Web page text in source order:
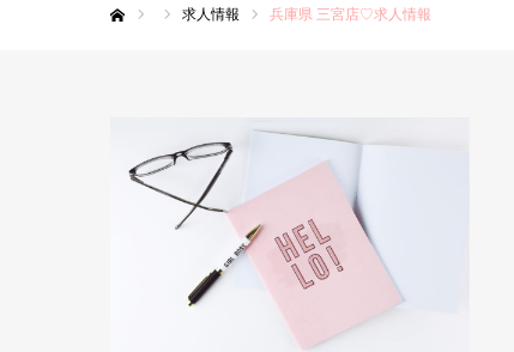
求人情報 兵庫県 三宮店♡求人情報